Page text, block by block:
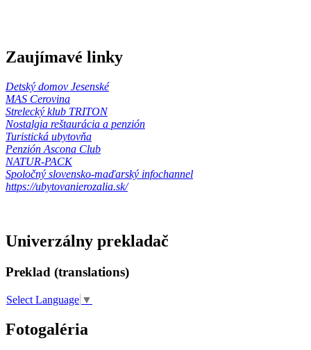
Zaujímavé linky
Detský domov Jesenské
MAS Cerovina
Strelecký klub TRITON
Nostalgia reštaurácia a penzión
Turistická ubytovňa
Penzión Ascona Club
NATUR-PACK
Spoločný slovensko-maďarský infochannel
https://ubytovanierozalia.sk/
Univerzálny prekladač
Preklad (translations)
Select Language ▼
Fotogaléria